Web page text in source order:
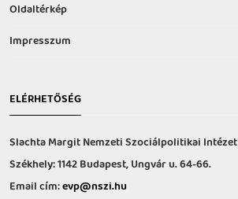
Oldaltérkép
Impresszum
ELÉRHETŐSÉG
Slachta Margit Nemzeti Szociálpolitikai Intézet
Székhely: 1142 Budapest, Ungvár u. 64-66.
Email cím:evp@nszi.hu